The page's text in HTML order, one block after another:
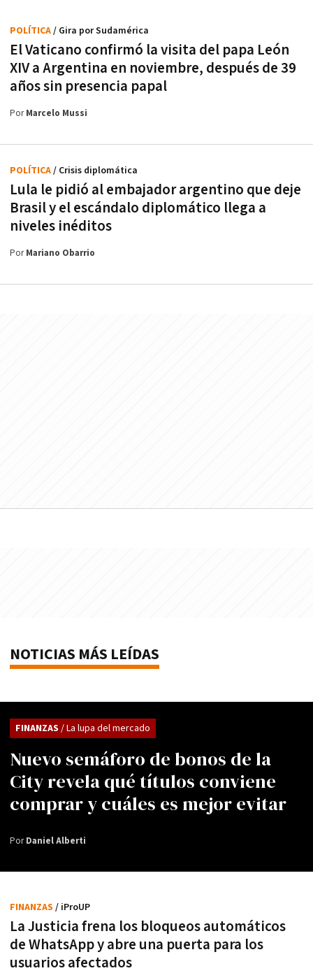
El Vaticano confirmó la visita del papa León
XIV a Argentina en noviembre, después de 39
años sin presencia papal
POLÍTICA/ Gira por Sudamérica
PorMarcelo Mussi
Lula le pidió al embajador argentino que deje
Brasil y el escándalo diplomático llega a
niveles inéditos
POLÍTICA/ Crisis diplomática
PorMariano Obarrio
NOTICIAS MÁS LEÍDAS
Nuevo semáforo de bonos de la
City revela qué títulos conviene
comprar y cuáles es mejor evitar
FINANZAS / La lupa del mercado
PorDaniel Alberti
La Justicia frena los bloqueos automáticos
de WhatsApp y abre una puerta para los
usuarios afectados
FINANZAS / iProUP